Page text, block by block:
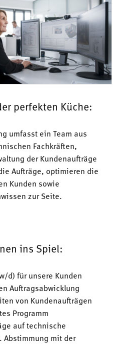
perfekten Küche:
umfasst ein Team aus
Fachkräften,
der Kundenaufträge
Aufträge, optimieren die
Kunden sowie
zur Seite.
ins Spiel:
d) für unsere Kunden
Auftragsabwicklung
von Kundenaufträgen
Programm
auf technische
Abstimmung mit der